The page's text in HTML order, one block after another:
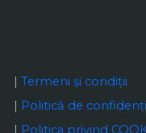
| Termeni și condiții
| Politică de
| Politica privind